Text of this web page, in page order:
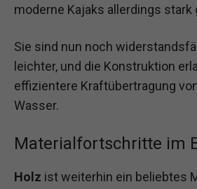
moderne Kajaks allerdings stark
Sie sind nun noch
leichter, und die Konstruktion
effizientere Kraftübertragung
Wasser.
Materialfortschritte im
Holz ist weiterhin ein beliebtes